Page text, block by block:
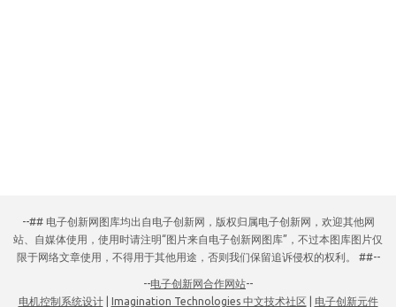
--## 电子创新网图库均出自电子创新网，版权归属电子创新网，欢迎其他网
站、自媒体使用，使用时请注明“图片来自电子创新网图库”，不过本图库图片仅
限于网络文章使用，不得用于其他用途，否则我们保留追诉侵权的权利。 ##--
--电子创新网合作网站--
电机控制系统设计| Imagination Technologies 中文技术社区 电子创新元件